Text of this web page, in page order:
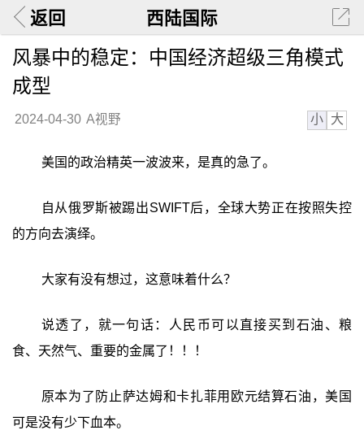
返回 西陆国际
风暴中的稳定：中国经济超级三角模式
成型
2024-04-30 A视野 小 大
美国的政治精英一波波来，是真的急了。
自从俄罗斯被踢出SWIFT后，全球大势正在按照失控
的方向去演绎。
大家有没有想过，这意味着什么？
说透了，就一句话：人民币可以直接买到石油、粮
食、天然气、重要的金属了！！！
原本为了防止萨达姆和卡扎菲用欧元结算石油，美国
可是没有少下血本。